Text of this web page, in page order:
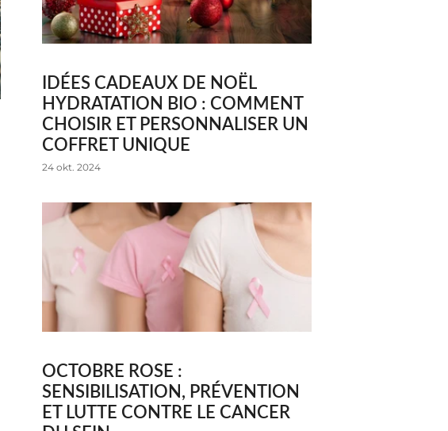
IDÉES CADEAUX DE NOËL
HYDRATATION BIO : COMMENT
CHOISIR ET PERSONNALISER UN
COFFRET UNIQUE
24 okt. 2024
OCTOBRE ROSE :
SENSIBILISATION, PRÉVENTION
ET LUTTE CONTRE LE CANCER